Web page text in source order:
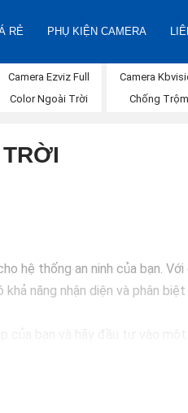
RẺ PHỤ KIỆN CAMERA
Camera Ezviz Full
Color Ngoài Trời
Camera
Chống Trộm
hệ thống an ninh của bạn.
năng nhận diện và phân